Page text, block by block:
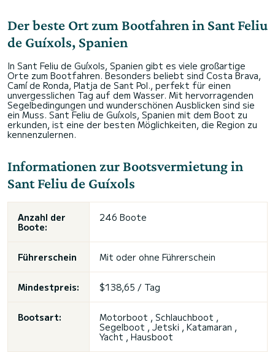
Der beste Ort zum Bootfahren in Sant Feliu
de Guíxols, Spanien
In Sant Feliu de Guíxols, Spanien gibt es viele großartige
Orte zum Bootfahren. Besonders beliebt sind Costa Brava,
Camí de Ronda, Platja de Sant Pol., perfekt für einen
unvergesslichen Tag auf dem Wasser. Mit hervorragenden
Segelbedingungen und wunderschönen Ausblicken sind sie
ein Muss. Sant Feliu de Guíxols, Spanien mit dem Boot zu
erkunden, ist eine der besten Möglichkeiten, die Region zu
kennenzulernen.
Informationen zur Bootsvermietung in
Sant Feliu de Guíxols
Anzahl der
Boote:
246 Boote
Führerschein Mit oder ohne Führerschein
Mindestpreis: $138,65 / Tag
Bootsart:
Motorboot , Schlauchboot ,
Segelboot , Jetski , Katamaran ,
Yacht , Hausboot